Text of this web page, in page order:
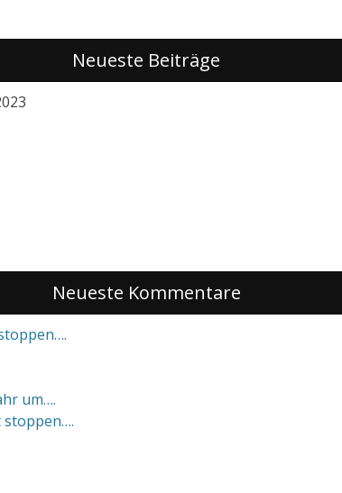
Neueste Beiträge
Neueste Kommentare
um….
stoppen….